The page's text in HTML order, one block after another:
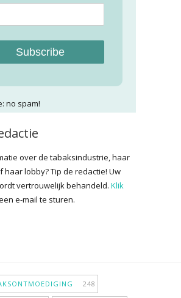
Subscribe
no spam!
over de tabaksindustrie, haar
haar lobby? Tip de redactie! Uw
vertrouwelijk behandeld. Klik
e-mail te sturen.
248